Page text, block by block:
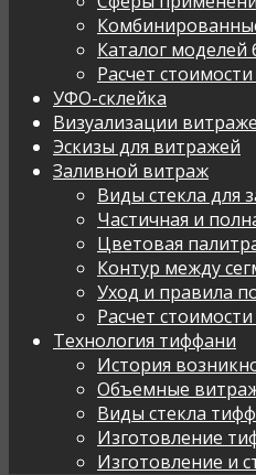
Каталог моделей
Расчет
УФО-склейка
Визуализации
Эскизы для витражей
Заливной витраж
Виды стекла для
Частичная и
Цветовая
Контур между
Уход и правила
Расчет
Технология тиффани
История
Объемные
Виды стекла
Изготовление
Изготовление и